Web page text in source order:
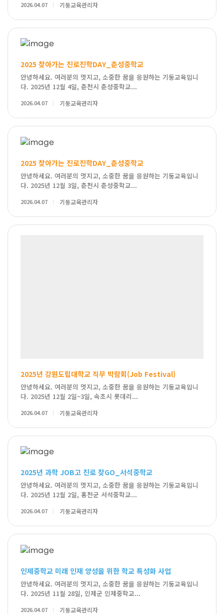
2026.04.07 기둥교육관리자
2025 찾아가는 진로진학DAY_춘성중학교
안녕하세요. 여러분의 멋지고, 소중한 꿈을 응원하는 기둥교육입니
다. 2025년 12월 4일, 춘천시 춘성중학교...
2026.04.07 기둥교육관리자
2025 찾아가는 진로진학DAY_춘성중학교
안녕하세요. 여러분의 멋지고, 소중한 꿈을 응원하는 기둥교육입니
다. 2025년 12월 3일, 춘천시 춘성중학교...
2026.04.07 기둥교육관리자
2025년 강원도립대학교 직무 박람회(Job Festival)
안녕하세요. 여러분의 멋지고, 소중한 꿈을 응원하는 기둥교육입니
다. 2025년 12월 2일~3일, 속초시 롯데리...
2026.04.07 기둥교육관리자
2025년 과학 JOB고 진로 찾GO_서석중학교
안녕하세요. 여러분의 멋지고, 소중한 꿈을 응원하는 기둥교육입니
다. 2025년 12월 2일, 홍천군 서석중학교...
2026.04.07 기둥교육관리자
인제중학교 미래 인재 양성을 위한 학교 특성화 사업
안녕하세요. 여러분의 멋지고, 소중한 꿈을 응원하는 기둥교육입니
다. 2025년 11월 28일, 인제군 인제중학교...
2026.04.07 기둥교육관리자